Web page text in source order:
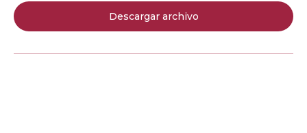
Descargar archivo